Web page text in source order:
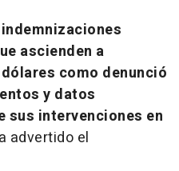
indemnizaciones
ascienden a
como denunció
y datos
sus intervenciones en
advertido el